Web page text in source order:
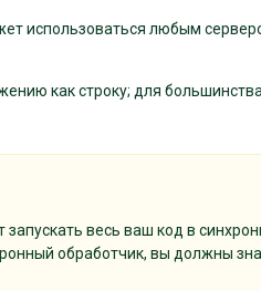
использоваться любым
как строку; для
весь ваш код в
обработчик, вы должны